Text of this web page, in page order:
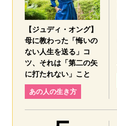
【ジュディ・オング】
母に教わった「悔いの
ない人生を送る」コ
ツ、それは「第二の矢
に打たれない」こと
あの人の生き方